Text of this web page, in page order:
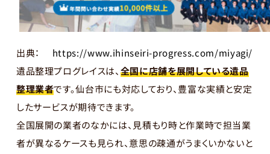
出典：
https://www.ihinseiri-progress.com/miyagi/
遺品整理プログレイスは、 全国に店舗を展開している遺品
整理業者です。仙台市にも対応しており、豊富な実績と安定
したサービスが期待できます。
全国展開の業者のなかには、見積もり時と作業時で担当業
者が異なるケースも見られ、意思の疎通がうまくいかないと